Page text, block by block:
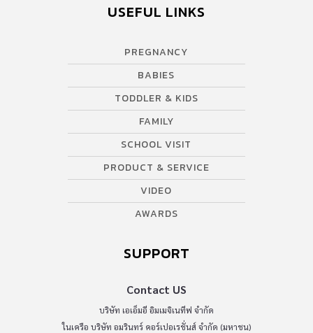
USEFUL LINKS
PREGNANCY
BABIES
TODDLER & KIDS
FAMILY
SCHOOL VISIT
PRODUCT & SERVICE
VIDEO
AWARDS
SUPPORT
Contact US
บริษัท เอเอ็มอี อิมเมจิเนทีฟ จำกัด
ในเครือ บริษัท อมรินทร์ คอร์เปอเรชั่นส์ จำกัด (มหาชน)